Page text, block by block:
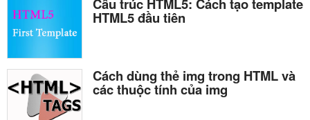
Cấu trúc HTML5: Cách tạo template
HTML5 đầu tiên
Cách dùng thẻ img trong HTML và
các thuộc tính của img